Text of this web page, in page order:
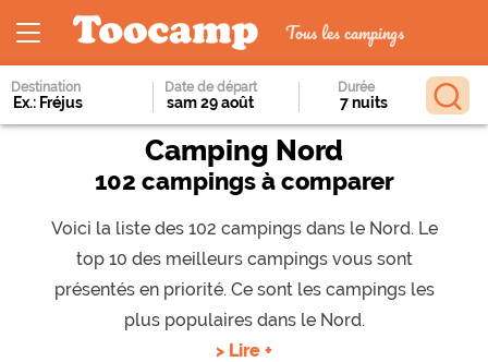
Tous les campings
Destination Date de départ Durée
Camping Nord
102 campings à comparer
Voici la liste des 102 campings dans le Nord. Le
top 10 des meilleurs campings vous sont
présentés en priorité. Ce sont les campings les
plus populaires dans le Nord.
> Lire +